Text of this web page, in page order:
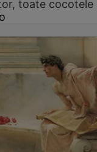
toate cocotele